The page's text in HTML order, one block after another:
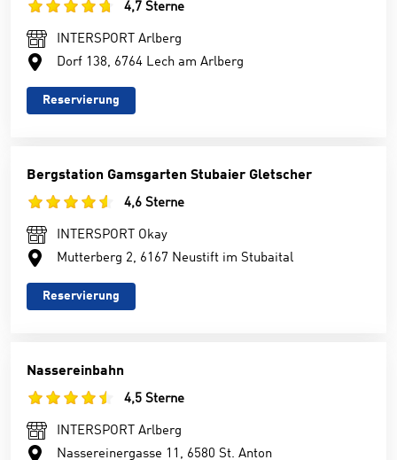
4,7 Sterne
INTERSPORT Arlberg
Dorf 138, 6764 Lech am Arlberg
Reservierung
Bergstation Gamsgarten Stubaier Gletscher
4,6 Sterne
INTERSPORT Okay
Mutterberg 2, 6167 Neustift im Stubaital
Reservierung
Nassereinbahn
4,5 Sterne
INTERSPORT Arlberg
Nassereinergasse 11, 6580 St. Anton